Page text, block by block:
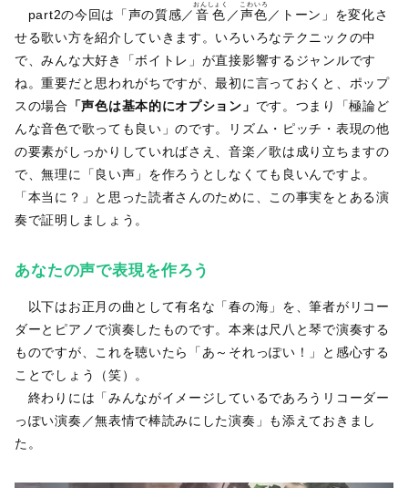
part2の今回は「声の質感／ 音色
おんしょく
／声色
こわいろ
／トーン」を変化さ
せる歌い方を紹介していきます。いろいろなテクニックの中
で、みんな大好き「ボイトレ」が直接影響するジャンルです
ね。重要だと思われがちですが、最初に言っておくと、ポップ
スの場合
「声色は基本的にオプション」 です。つまり「極論ど
んな音色で歌っても良い」のです。リズム・ピッチ・表現の他
の要素がしっかりしていればさえ、音楽／歌は成り立ちますの
で、無理に「良い声」を作ろうとしなくても良いんですよ。
「本当に？」と思った読者さんのために、この事実をとある演
奏で証明しましょう。
あなたの声で表現を作ろう
以下はお正月の曲として有名な「春の海」を、筆者がリコー
ダーとピアノで演奏したものです。本来は尺八と琴で演奏する
ものですが、これを聴いたら「あ～それっぽい！」と感心する
ことでしょう（笑）。
終わりには「みんながイメージしているであろうリコーダー
っぽい演奏／無表情で棒読みにした演奏」も添えておきまし
た。